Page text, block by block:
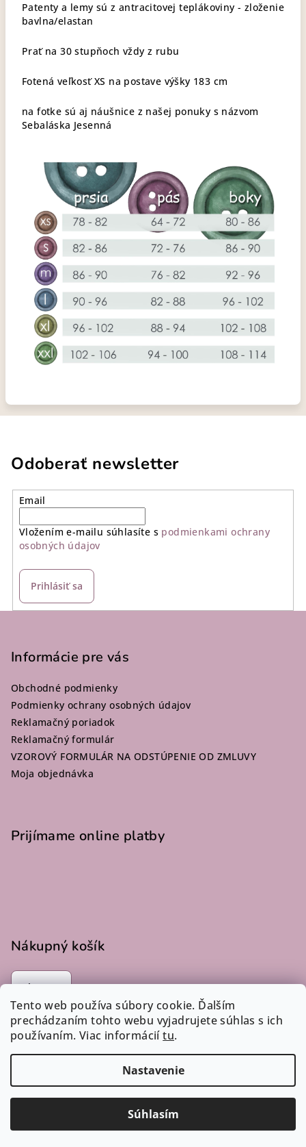
Tento web používa súbory cookie. Ďalším
prechádzaním tohto webu vyjadrujete súhlas s ich
používaním. Viac informáciítu.
Nastavenie
Súhlasím
Patenty a lemy sú z antracitovej teplákoviny - zloženie
bavlna/elastan
Prať na 30 stupňoch vždy z rubu
Fotená veľkosť XS na postave výšky 183 cm
na fotke sú aj náušnice z našej ponuky s názvom
Sebaláska Jesenná
Odoberať newsletter
Email
Vložením e-mailu súhlasíte s podmienkami ochrany
osobných údajov
Prihlásiť sa
Informácie pre vás
Obchodné podmienky
Podmienky ochrany osobných údajov
Reklamačný poriadok
Reklamačný formulár
VZOROVÝ FORMULÁR NA ODSTÚPENIE OD ZMLUVY
Moja objednávka
Prijímame online platby
Nákupný košík
0ks /€0
Instagram
Vytvoril Shoptet